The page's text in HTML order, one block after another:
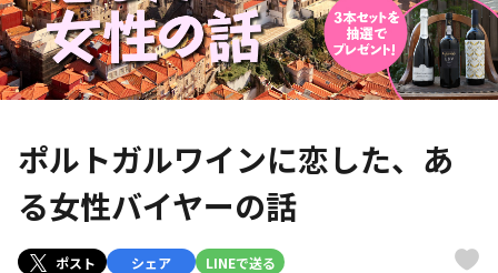
ポルトガルワインに恋した、あ
る女性バイヤーの話
ポスト シェア LINEで送る